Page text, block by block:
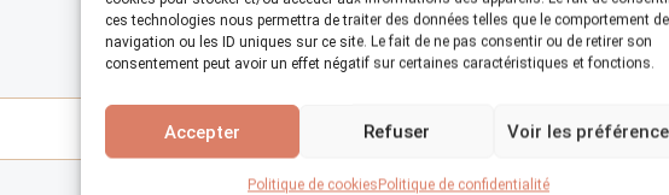
ces technologies nous permettra de traiter des données telles que le comportement de
navigation ou les ID uniques sur ce site. Le fait de ne pas consentir ou de retirer son
consentement peut avoir un effet négatif sur certaines caractéristiques et fonctions.
Accepter Refuser Voir les
Politique de cookiesPolitique de confidentialité